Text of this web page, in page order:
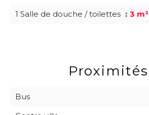
1 Salle de douche / toilettes
3 m²
Proximités
Bus